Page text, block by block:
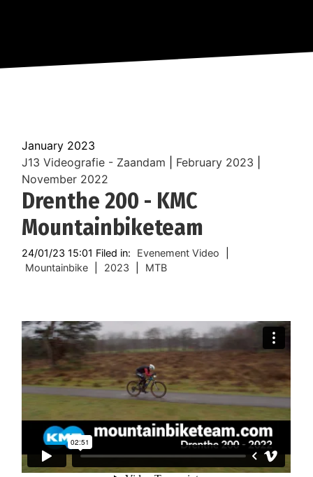
January 2023
J13 Videografie - Zaandam
February 2023
November 2022
Drenthe 200 - KMC
Mountainbiketeam
24/01/23 15:01 Filed in: Evenement Video
Mountainbike
2023 MTB